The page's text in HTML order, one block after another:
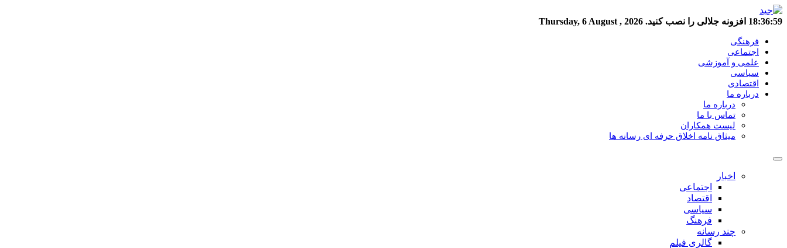
18:37:00 افزونه جلالی را نصب کنید. Thursday, 6 August , 2026
فرهنگی
اجتماعی
علمی و آموزشی
سیاسی
اقتصادی
درباره ما
درباره ما
تماس با ما
لیست همکاران
میثاق نامه اخلاق حرفه ای رسانه ها
اخبار
اجتماعی
اقتصاد
سیاسی
فرهنگ
چند رسانه
گالری فیلم